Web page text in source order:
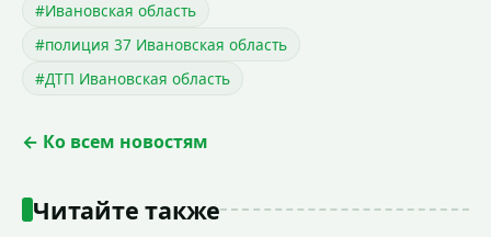
#Ивановская область
#полиция 37 Ивановская область
#ДТП Ивановская область
← Ко всем новостям
Читайте также